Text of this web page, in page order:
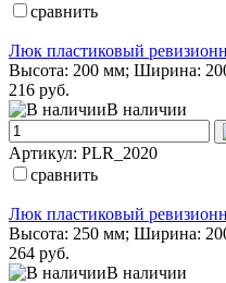
сравнить
Люк пластиковый
Высота: 200 мм; Ширина:
216 руб.
В наличии
Артикул: PLR_2020
сравнить
Люк пластиковый
Высота: 250 мм; Ширина:
264 руб.
В наличии